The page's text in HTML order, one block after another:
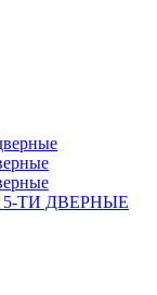
ТИ ДВЕРНЫЕ